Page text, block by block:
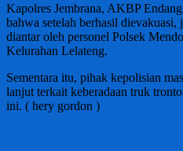
Kapolres Jembrana, AKBP
bahwa setelah berhasil dievakuasi,
diantar oleh personel Polsek
Kelurahan Lelateng.
Sementara itu, pihak kepolisian
lanjut terkait keberadaan truk
ini. ( hery gordon )